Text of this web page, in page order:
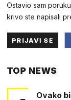
Ostavio sam
krivo ste napisali
PRIJAVI SE
TOP NEWS
Ovako